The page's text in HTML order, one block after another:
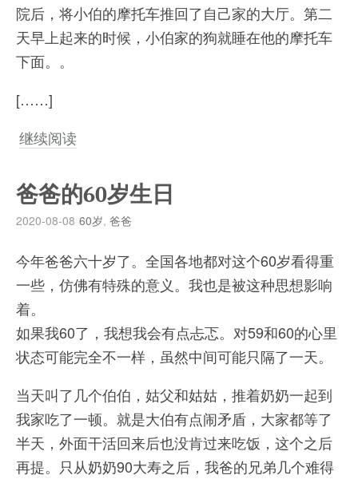
院后，将小伯的摩托车推回了自己家的大厅。第二
天早上起来的时候，小伯家的狗就睡在他的摩托车
下面。。
[……]
继续阅读
爸爸的60岁生日
2020-08-08 60岁, 爸爸
今年爸爸六十岁了。全国各地都对这个60岁看得重
一些，仿佛有特殊的意义。我也是被这种思想影响
着。
如果我60了，我想我会有点忐忑。对59和60的心里
状态可能完全不一样，虽然中间可能只隔了一天。
当天叫了几个伯伯，姑父和姑姑，推着奶奶一起到
我家吃了一顿。就是大伯有点闹矛盾，大家都等了
半天，外面干活回来后也没肯过来吃饭，这个之后
再提。只从奶奶90大寿之后，我爸的兄弟几个难得